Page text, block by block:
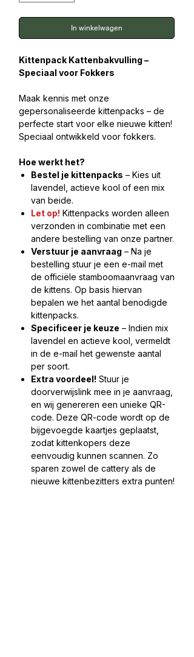
In winkelwagen
Kittenpack Kattenbakvulling –
Speciaal voor Fokkers
Maak kennis met onze
gepersonaliseerde kittenpacks – de
perfecte start voor elke nieuwe kitten!
Speciaal ontwikkeld voor fokkers.
Hoe werkt het?
Bestel je kittenpacks – Kies uit
lavendel, actieve kool of een mix
van beide.
Let op! Kittenpacks worden alleen
verzonden in combinatie met een
andere bestelling van onze partner.
Verstuur je aanvraag – Na je
bestelling stuur je een e-mail met
de officiële stamboomaanvraag van
de kittens. Op basis hiervan
bepalen we het aantal benodigde
kittenpacks.
Specificeer je keuze – Indien mix
lavendel en actieve kool, vermeldt
in de e-mail het gewenste aantal
per soort.
Extra voordeel! Stuur je
doorverwijslink mee in je aanvraag,
en wij genereren een unieke QR-
code. Deze QR-code wordt op de
bijgevoegde kaartjes geplaatst,
zodat kittenkopers deze
eenvoudig kunnen scannen. Zo
sparen zowel de cattery als de
nieuwe kittenbezitters extra punten!